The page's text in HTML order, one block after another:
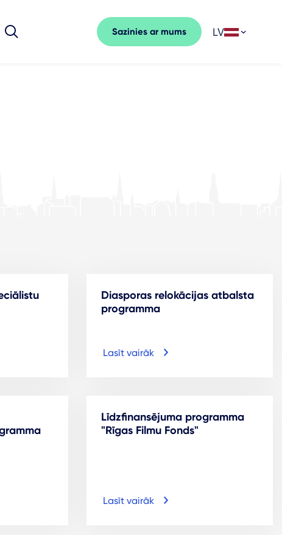
Sazinies ar mums LV
Diasporas relokācijas atbalsta
programma
Lasīt vairāk
Līdzfinansējuma programma
"Rīgas Filmu Fonds"
Lasīt vairāk